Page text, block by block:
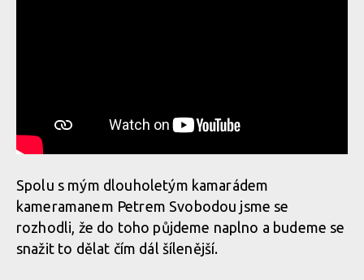
Spolu s mým dlouholetým kamarádem
kameramanem Petrem Svobodou jsme se
rozhodli, že do toho půjdeme naplno a budeme se
snažit to dělat čím dál šílenější.